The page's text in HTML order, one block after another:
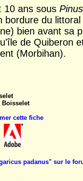
10 ans sous
bordure du
bien avant sa
de Quiberon
(Morbihan).
Boisselet
cette fiche
padanus" sur le